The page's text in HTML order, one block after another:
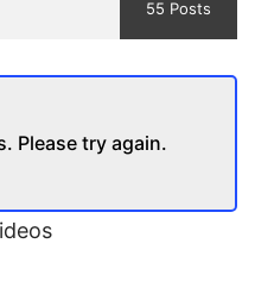
55 Posts
Please try again.